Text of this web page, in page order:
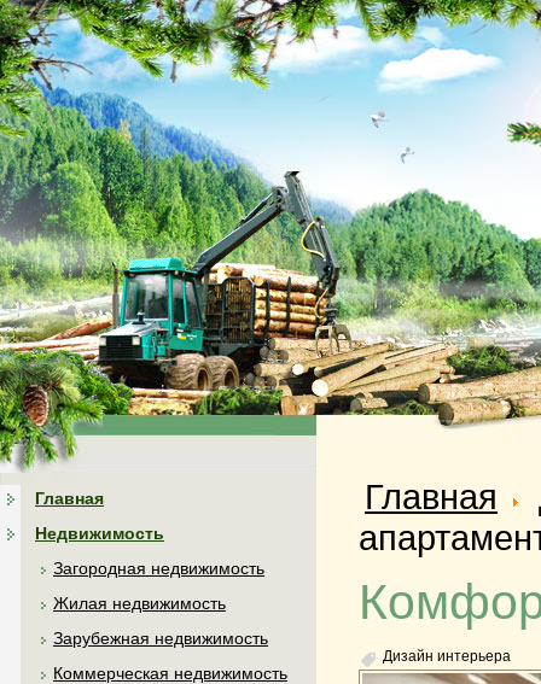
Главная
Недвижимость
Загородная недвижимость
Жилая недвижимость
Зарубежная недвижимость
Коммерческая недвижимость
Главная
Дизайн интерьера